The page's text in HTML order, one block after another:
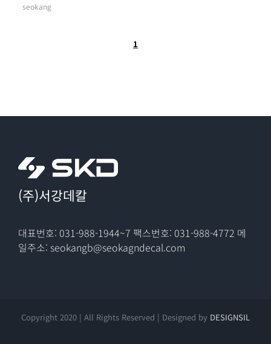
seokang
1
(주)서강데칼
대표번호: 031-988-1944~7 팩스번호: 031-988-4772 메
일주소: seokangb@seokagndecal.com
Copyright 2020 | All Rights Reserved | Designed by DESIGNSIL